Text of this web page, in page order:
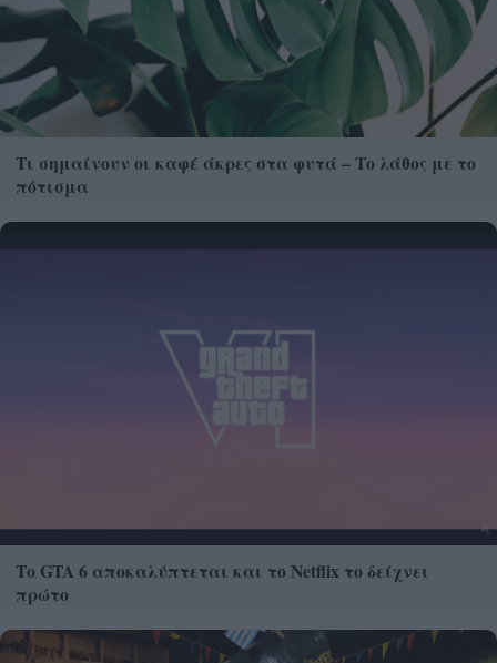
Τι σημαίνουν οι καφέ άκρες στα φυτά – Το λάθος με το
πότισμα
Το GTA 6 αποκαλύπτεται και το Netflix το δείχνει
πρώτο